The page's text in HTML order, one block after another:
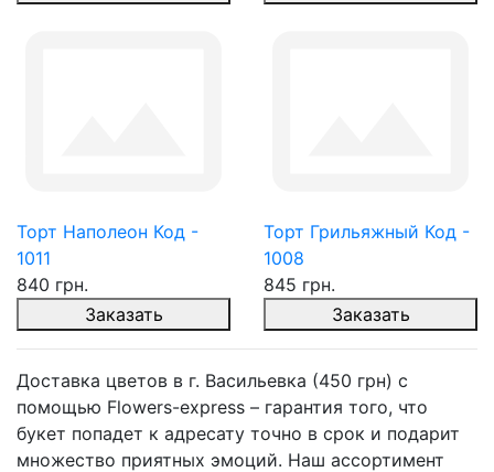
Торт Наполеон Код -
1011
840 грн.
Заказать
Торт Грильяжный Код -
1008
845 грн.
Заказать
Доставка цветов в г. Васильевка (450 грн) с
помощью Flowers-express – гарантия того, что
букет попадет к адресату точно в срок и подарит
множество приятных эмоций. Наш ассортимент